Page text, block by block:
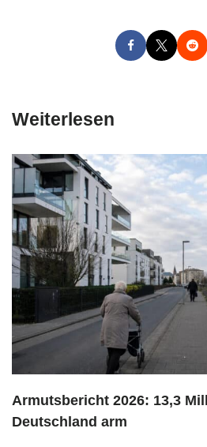
Weiterlesen
Armutsbericht 2026: 13,3
Deutschland arm